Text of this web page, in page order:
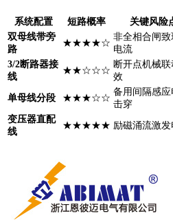
系统配置 短路概率 关键风险
双母线带旁
路
★★★★☆
非全相合闸致
电流
3/2断路器接
线
★★☆☆☆
断开点机械联
效
单母线分段 ★★★☆☆
备用间隔感应
击穿
变压器直配
线
★★★★★ 励磁涌流激发